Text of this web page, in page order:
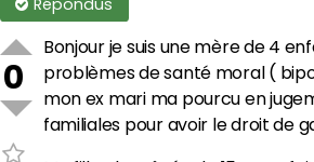
Répondus
0
Bonjour je suis une mère de 4
problèmes de santé moral (
mon ex mari ma pourcu en
familiales pour avoir le droit de